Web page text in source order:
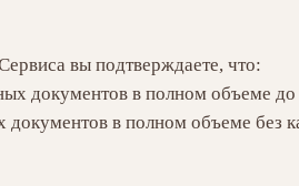
вы подтверждаете, что:
документов в полном объеме до
в полном объеме без